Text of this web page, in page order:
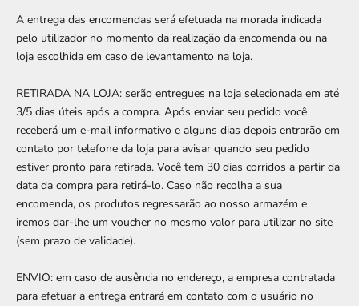
A entrega das encomendas será efetuada na morada indicada
pelo utilizador no momento da realização da encomenda ou na
loja escolhida em caso de levantamento na loja.
RETIRADA NA LOJA: serão entregues na loja selecionada em até
3/5 dias úteis após a compra. Após enviar seu pedido você
receberá um e-mail informativo e alguns dias depois entrarão em
contato por telefone da loja para avisar quando seu pedido
estiver pronto para retirada. Você tem 30 dias corridos a partir da
data da compra para retirá-lo. Caso não recolha a sua
encomenda, os produtos regressarão ao nosso armazém e
iremos dar-lhe um voucher no mesmo valor para utilizar no site
(sem prazo de validade).
ENVIO: em caso de ausência no endereço, a empresa contratada
para efetuar a entrega entrará em contato com o usuário no